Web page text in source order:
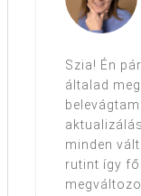
Szia! Én
általad
minden
rutint így